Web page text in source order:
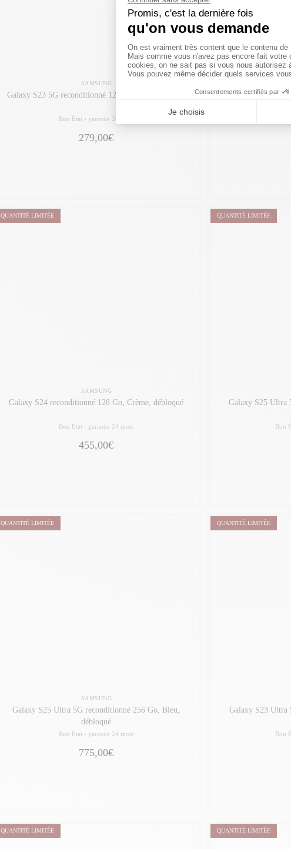
SAMSUNG
Galaxy S23 5G reconditionné 128 Go, Vert, débloqué
Bon État - garantie 24 mois
279,00€
Galaxy A53 5G
QUANTITÉ LIMITÉE
SAMSUNG
Galaxy S24 reconditionné 128 Go, Crème, débloqué
Bon État - garantie 24 mois
455,00€
QUANTITÉ LIMITÉE
Galaxy S25 Ultra
Bon
QUANTITÉ LIMITÉE
SAMSUNG
Galaxy S25 Ultra 5G reconditionné 256 Go, Bleu,
débloqué
Bon État - garantie 24 mois
775,00€
QUANTITÉ LIMITÉE
Galaxy S23 Ultra
Bon
QUANTITÉ LIMITÉE QUANTITÉ LIMITÉE